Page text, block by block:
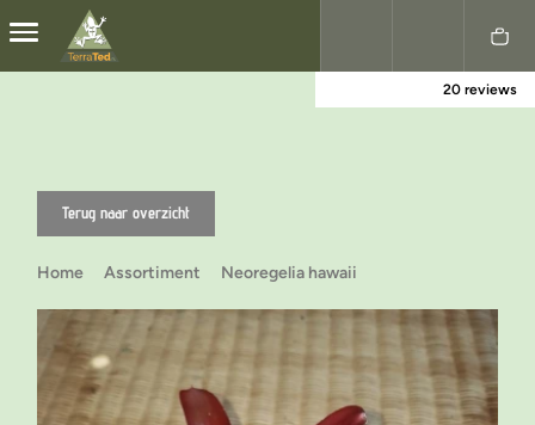
Nederlands
20 reviews
Terug naar overzicht
Home Assortiment Neoregelia hawaii